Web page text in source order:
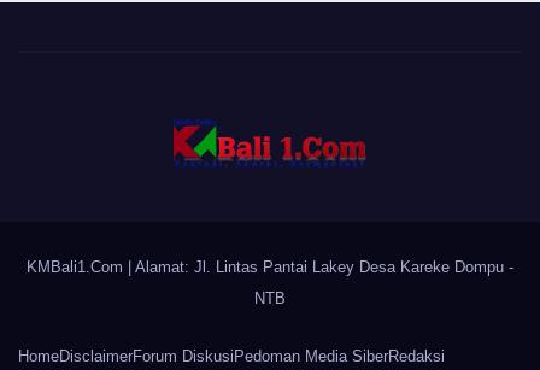
KMBali1.Com
| Alamat: Jl. Lintas Pantai Lakey Desa Kareke Dompu -
NTB
HomeDisclaimerForum Diskusi Pedoman Media SiberRedaksi